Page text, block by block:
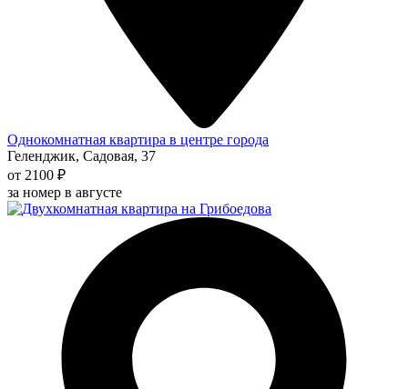
Однокомнатная квартира в центре города
Геленджик, Садовая, 37
от 2100 ₽
за номер в августе